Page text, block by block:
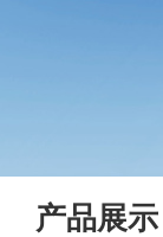
产品展示